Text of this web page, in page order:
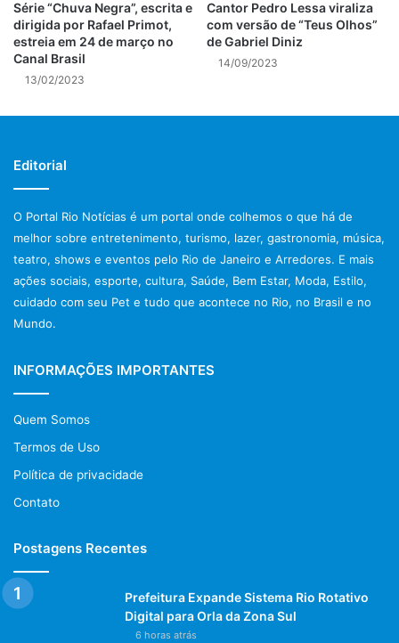
já dublou Alf, o ETeimoso, Puro Osso, Popeye e o
Vingador, de Caverna do Dragão.
SERVIÇO
BRASILEIRA” de Vitor Gagliardo, Editora: Gryphus – Quinta,
Francisco 236 Vila Isabel – ENTRADA FRANCA
Post Views: 1.123
Série “Chuva Negra”, escrita e
dirigida por Rafael Primot,
estreia em 24 de março no
Canal Brasil
13/02/2023
Cantor Pedro Lessa viraliza
com versão de “Teus Olhos”
de Gabriel Diniz
14/09/2023
Editorial
O Portal Rio Notícias é um portal onde colhemos o que há de
melhor sobre entretenimento, turismo, lazer, gastronomia, música,
teatro, shows e eventos pelo Rio de Janeiro e Arredores. E mais
ações sociais, esporte, cultura, Saúde, Bem Estar, Moda, Estilo,
cuidado com seu Pet e tudo que acontece no Rio, no Brasil e no
Mundo.
INFORMAÇÕES IMPORTANTES
Quem Somos
Termos de Uso
Política de privacidade
Contato
Postagens Recentes
Prefeitura Expande Sistema Rio Rotativo
Digital para Orla da Zona Sul
6 horas atrás